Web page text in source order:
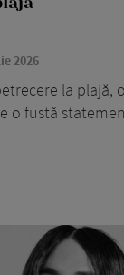
2026
la plajă,
o fustă